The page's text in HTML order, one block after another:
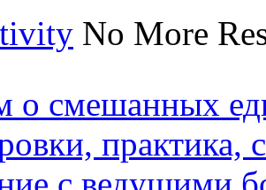
No More
о смешанных
практика,